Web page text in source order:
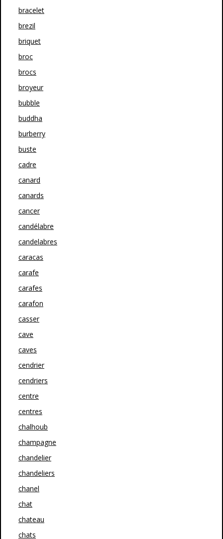
bracelet
brezil
briquet
broc
brocs
broyeur
bubble
buddha
burberry
buste
cadre
canard
canards
cancer
candélabre
candelabres
caracas
carafe
carafes
carafon
casser
cave
caves
cendrier
cendriers
centre
centres
chalhoub
champagne
chandelier
chandeliers
chanel
chat
chateau
chats